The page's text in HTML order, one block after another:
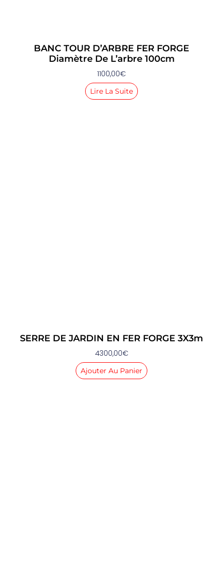
BANC TOUR D’ARBRE FER FORGE
Diamètre De L’arbre 100cm
1100,00€
Lire La Suite
SERRE DE JARDIN EN FER FORGE 3X3m
4300,00€
Ajouter Au Panier